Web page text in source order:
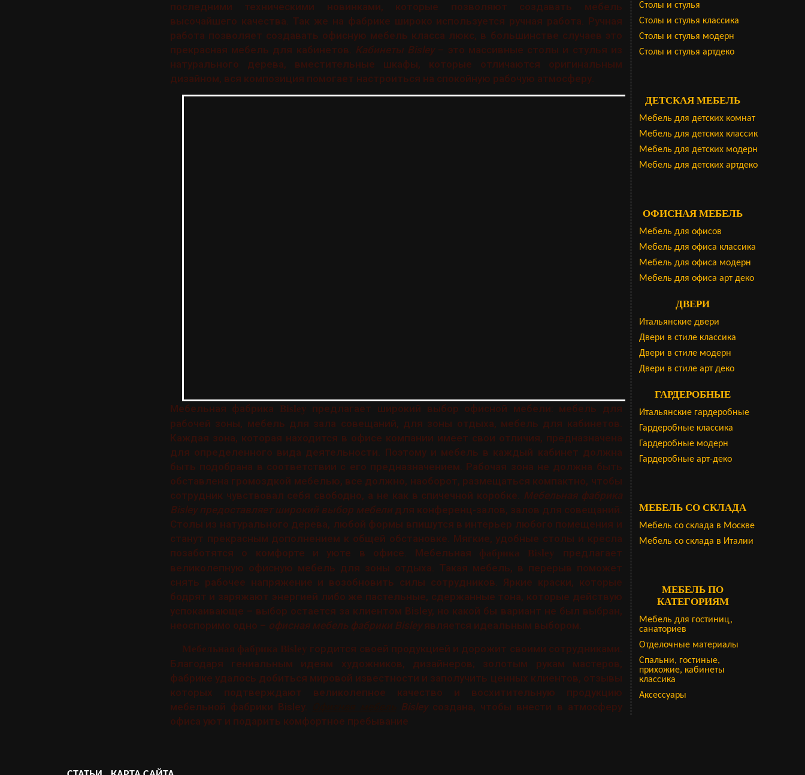
последними техническими новинками, которые позволяют создавать мебель
высочайшего качества. Так же на фабрике широко используется ручная работа. Ручная
работа позволяет создавать офисную мебель класса люкс, в большинстве случаев это
прекрасная мебель для кабинетов. Кабинеты Bisley– это массивные столы и стулья из
натурального дерева, вместительные шкафы, которые отличаются оригинальным
дизайном, вся композиция помогает настроиться на спокойную рабочую атмосферу.
Мебельная фабрика Bisley предлагает широкий выбор офисной мебели: мебель для
рабочей зоны, мебель для зала совещаний, для зоны отдыха, мебель для кабинетов.
Каждая зона, которая находится в офисе компании имеет свои отличия, предназначена
для определенного вида деятельности. Поэтому и мебель в каждый кабинет должна
быть подобрана в соответствии с его предназначением. Рабочая зона не должна быть
обставлена громоздкой мебелью, все должно, наоборот, размещаться компактно, чтобы
сотрудник чувствовал себя свободно, а не как в спичечной коробке. Мебельная фабрика
Bisley предоставляет широкий выбор мебелидля конференц-залов, залов для совещаний.
Столы из натурального дерева, любой формы впишутся в интерьер любого помещения и
станут прекрасным дополнением к общей обстановке. Мягкие, удобные столы и кресла
позаботятся о комфорте и уюте в офисе. Мебельная фабрика Bisley
предлагает
великолепную офисную мебель для зоны отдыха. Такая мебель, в перерыв поможет
снять рабочее напряжение и возобновить силы сотрудников. Яркие краски, которые
бодрят и заряжают энергией либо же пастельные, сдержанные тона, которые действую
успокаивающе – выбор остается за клиентом Bisley, но какой бы вариант не был выбран,
неоспоримо одно – офисная мебель фабрики Bisleyявляется идеальным выбором.
Мебельная фабрика Bisley гордится своей продукцией и дорожит своими сотрудниками.
Благодаря гениальным идеям художников, дизайнеров; золотым рукам мастеров,
фабрике удалось добиться мировой известности и заполучить ценных клиентов, отзывы
которых подтверждают великолепное качество и восхитительную продукцию
мебельной фабрики Bisley.
Bisleyсоздана, чтобы внести в атмосферу
офиса уют и подарить комфортное пребывание
Столы и стулья
Столы и стулья классика
Столы и стулья модерн
Столы и стулья артдеко
ДЕТСКАЯ МЕБЕЛЬ
Мебель для детских комнат
Мебель для детских классик
Мебель для детских модерн
Мебель для детских артдеко
ОФИСНАЯ МЕБЕЛЬ
Мебель для офисов
Мебель для офиса классика
Мебель для офиса модерн
Мебель для офиса арт деко
ДВЕРИ
Итальянские двери
Двери в стиле классика
Двери в стиле модерн
Двери в стиле арт деко
ГАРДЕРОБНЫЕ
Итальянские гардеробные
Гардеробные классика
Гардеробные модерн
Гардеробные арт-деко
МЕБЕЛЬ СО СКЛАДА
Мебель со склада в Москве
Мебель со склада в Италии
МЕБЕЛЬ ПО
КАТЕГОРИЯМ
Мебель для гостиниц,
санаториев
Отделочные материалы
Спальни, гостиные,
прихожие, кабинеты
классика
Аксессуары